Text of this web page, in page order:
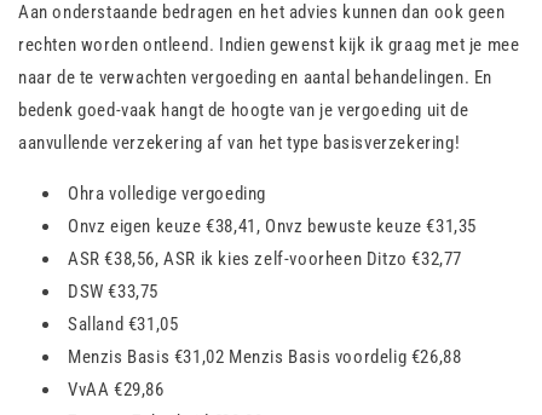
Aan onderstaande bedragen en het advies kunnen dan ook geen
rechten worden ontleend. Indien gewenst kijk ik graag met je mee
naar de te verwachten vergoeding en aantal behandelingen. En
bedenk goed-vaak hangt de hoogte van je vergoeding uit de
aanvullende verzekering af van het type basisverzekering!
Ohra volledige vergoeding
Onvz eigen keuze €38,41, Onvz bewuste keuze €31,35
ASR €38,56, ASR ik kies zelf-voorheen Ditzo €32,77
DSW €33,75
Salland €31,05
Menzis Basis €31,02 Menzis Basis voordelig €26,88
VvAA €29,86